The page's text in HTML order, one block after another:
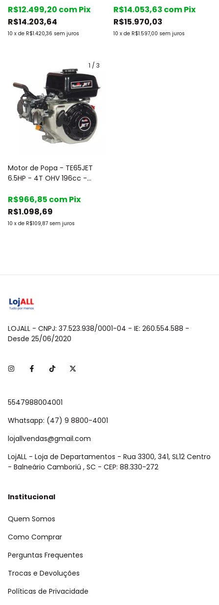
R$14.203,64
10 x de R$1.420,36 sem juros
R$12.499,20 comPix
R$15.970,03
10 x de R$1.597,00 sem juros
R$14.053,63 comPix
1 / 3
Motor de Popa - TE65JET
6.5HP - 4T OHV 196cc -
R$1.098,69
10 x de R$109,87 sem juros
R$966,85 comPix
LOJALL - CNPJ: 37.523.938/0001-04 - IE: 260.554.588 -
Desde 25/06/2020
5547988004001
Whatsapp: (47) 9 8800-4001
lojallvendas@gmail.com
LojALL - Loja de Departamentos - Rua 3300, 341, SL12 Centro
- Balneário Camboriú , SC - CEP: 88.330-272
Institucional
Quem Somos
Como Comprar
Perguntas Frequentes
Trocas e Devoluções
Políticas de Privacidade